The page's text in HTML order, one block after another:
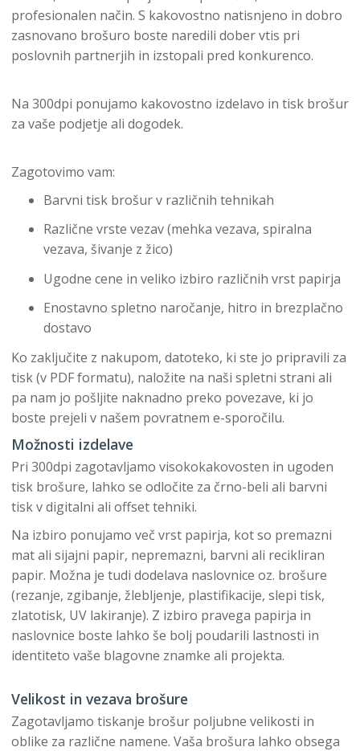
profesionalen način. S kakovostno natisnjeno in dobro
zasnovano brošuro boste naredili dober vtis pri
poslovnih partnerjih in izstopali pred konkurenco.
Na 300dpi ponujamo kakovostno izdelavo in tisk brošur
za vaše podjetje ali dogodek.
Zagotovimo vam:
Barvni tisk brošur v različnih tehnikah
Različne vrste vezav (mehka vezava, spiralna
vezava, šivanje z žico)
Ugodne cene in veliko izbiro različnih vrst papirja
Enostavno spletno naročanje, hitro in brezplačno
dostavo
Ko zaključite z nakupom, datoteko, ki ste jo pripravili za
tisk (v PDF formatu), naložite na naši spletni strani ali
pa nam jo pošljite naknadno preko povezave, ki jo
boste prejeli v našem povratnem e-sporočilu.
Možnosti izdelave
Pri 300dpi zagotavljamo visokokakovosten in ugoden
tisk brošure, lahko se odločite za črno-beli ali barvni
tisk v digitalni ali offset tehniki.
Na izbiro ponujamo več vrst papirja, kot so premazni
mat ali sijajni papir, nepremazni, barvni ali recikliran
papir. Možna je tudi dodelava naslovnice oz. brošure
(rezanje, zgibanje, žlebljenje, plastifikacije, slepi tisk,
zlatotisk, UV lakiranje). Z izbiro pravega papirja in
naslovnice boste lahko še bolj poudarili lastnosti in
identiteto vaše blagovne znamke ali projekta.
Velikost in vezava brošure
Zagotavljamo tiskanje brošur poljubne velikosti in
oblike za različne namene. Vaša brošura lahko obsega